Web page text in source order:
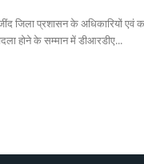
जिला प्रशासन के अधिकारियों एवं
होने के सम्मान में डीआरडीए...